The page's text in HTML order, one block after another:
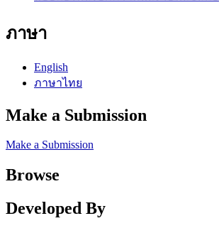
ภาษา
English
ภาษาไทย
Make a Submission
Make a Submission
Browse
Developed By